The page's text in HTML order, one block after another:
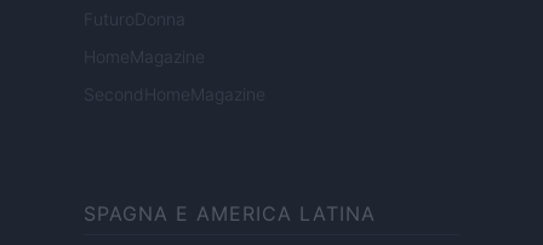
FuturoDonna
HomeMagazine
SecondHomeMagazine
SPAGNA E AMERICA LATINA